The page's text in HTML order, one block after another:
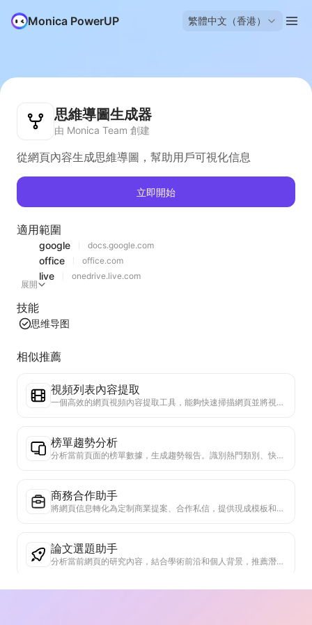
Monica PowerUP 繁體中文（香港）
思維導圖生成器
由 Monica Team 創建
從網頁內容生成思維導圖，幫助用戶可視化信息
立即開始
適用範圍
google docs.google.com
office office.com
live
onedrive.live.com
展開
技能
思维导图
相似推薦
視頻列表內容提取
一個高效的網頁視頻內容提取工具，能夠快速掃描網頁並將視頻信息整理成結構化的Markdown表格。
榜單趨勢分析
分析當前頁面的榜單數據，生成趨勢報告。識別熱門類別、快速上升的產品類型和新興技術。提供即時市場洞察，助你理解最新產品趨勢和市場動向。
商務合作助手
將網頁信息轉化為定制商業提案、合作私信，提供現成模板和跟進指南，簡化協作流程。
論文選題助手
分析當前網頁的研究內容，結合學術前沿和個人背景，推薦潛在的延伸研究主題。評估選題的可行性和創新性，幫助研究者基於網頁內容開發新的研究方向。